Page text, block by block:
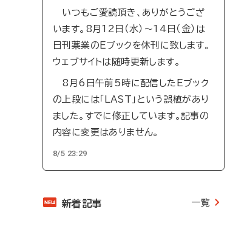
いつもご愛読頂き、ありがとうござ
います。8月12日（水）～14日（金）は
日刊薬業のEブックを休刊に致します。
ウェブサイトは随時更新します。
8月6日午前5時に配信したEブック
の上段には「LAST」という誤植があり
ました。すでに修正しています。記事の
内容に変更はありません。
8/5 23:29
新着記事 一覧